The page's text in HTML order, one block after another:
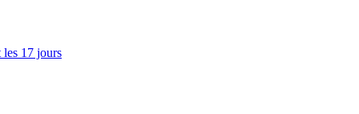
les 17 jours